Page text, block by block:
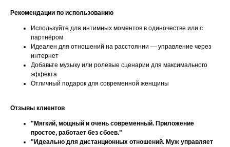
Рекомендации по использованию
Используйте для интимных моментов в одиночестве или с
партнёром
Идеален для отношений на расстоянии — управление через
интернет
Добавьте музыку или ролевые сценарии для максимального
эффекта
Отличный подарок для современной женщины
Отзывы клиентов
"Мягкий, мощный и очень современный. Приложение
простое, работает без сбоев."
"Идеально для дистанционных отношений. Муж управляет